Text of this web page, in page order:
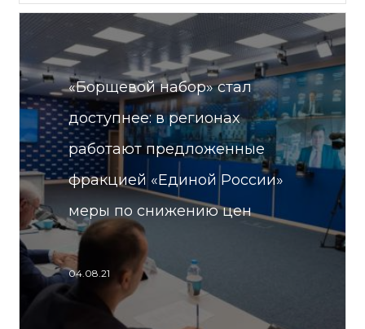
«Борщевой набор» стал
доступнее: в регионах
работают предложенные
фракцией «Единой России»
меры по снижению цен
04.08.21